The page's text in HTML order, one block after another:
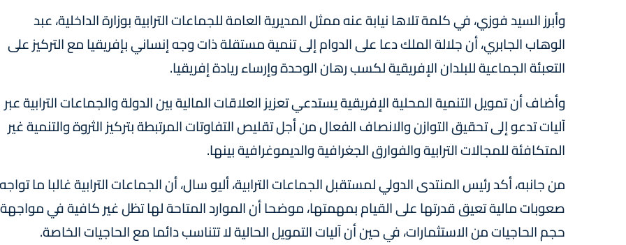
وأبرز السيد فوزي، في كلمة تلاها نيابة عنه ممثل المديرية العامة للجماعات الترابية بوزارة الداخلية، عبد
الوهاب الجابري، أن جلالة الملك دعا على الدوام إلى تنمية مستقلة ذات وجه إنساني بإفريقيا مع التركيز على
التعبئة الجماعية للبلدان الإفريقية لكسب رهان الوحدة وإرساء ريادة إفريقيا.
وأضاف أن تمويل التنمية المحلية الإفريقية يستدعي تعزيز العلاقات المالية بين الدولة والجماعات الترابية عبر
آليات تدعو إلى تحقيق التوازن والانصاف الفعال من أجل تقليص التفاوتات المرتبطة بتركيز الثروة والتنمية غير
المتكافئة للمجالات الترابية والفوارق الجغرافية والديموغرافية بينها.
من جانبه، أكد رئيس المنتدى الدولي لمستقبل الجماعات الترابية، أليو سال، أن الجماعات الترابية غالبا ما تواجه
صعوبات مالية تعيق قدرتها على القيام بمهمتها، موضحا أن الموارد المتاحة لها تظل غير كافية في مواجهة
حجم الحاجيات من الاستثمارات، في حين أن آليات التمويل الحالية لا تتناسب دائما مع الحاجيات الخاصة.